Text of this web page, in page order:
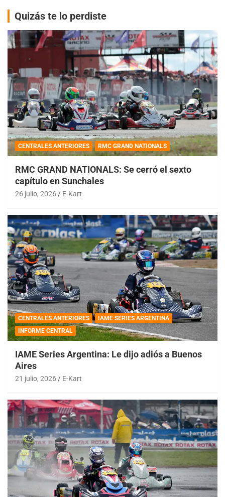
Quizás te lo perdiste
CENTRALES ANTERIORES RMC GRAND NATIONALS
RMC GRAND NATIONALS: Se cerró el sexto
capítulo en Sunchales
26 julio, 2026 E-Kart
CENTRALES ANTERIORES
IAME SERIES ARGENTINA
INFORME CENTRAL
IAME Series Argentina: Le dijo adiós a Buenos
Aires
21 julio, 2026 E-Kart